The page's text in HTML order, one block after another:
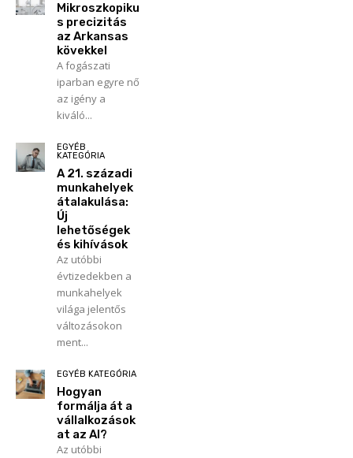
Mikroszkopiku
s precizitás
az Arkansas
kövekkel
A fogászati
iparban egyre nő
az igény a
kiváló...
EGYÉB
KATEGÓRIA
A 21. századi
munkahelyek
átalakulása:
Új
lehetőségek
és kihívások
Az utóbbi
évtizedekben a
munkahelyek
világa jelentős
változásokon
ment...
EGYÉB KATEGÓRIA
Hogyan
formálja át a
vállalkozások
at az AI?
Az utóbbi